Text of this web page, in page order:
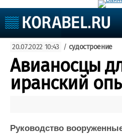
Судоходство
Судоремонт
События
Порты
Рыболовство
Еще
20.07.2022 10:43 / судостроение
Авианосцы
иранский
Руководство